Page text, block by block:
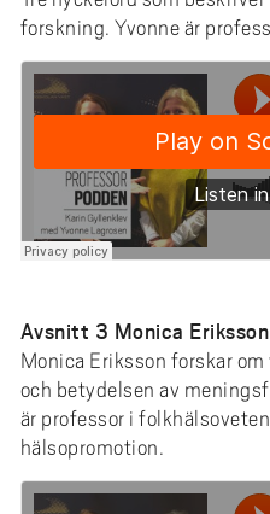
forskning. Yvonne är
Avsnitt 3 Monica Eriksson
Monica Eriksson forskar
och betydelsen av
är professor i
hälsopromotion.